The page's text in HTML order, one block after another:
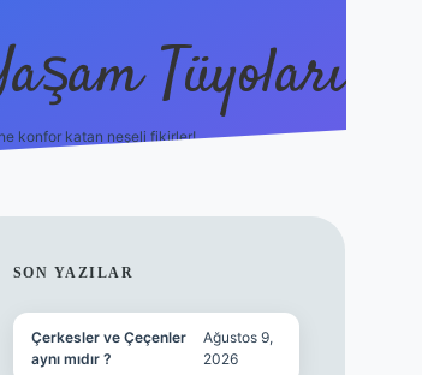
Tüyoları
konfor katan neşeli fikirler!
SIDEBAR
SON YAZILAR
Çerkesler ve Çeçenler
aynı mıdır ?
Ağustos 9,
2026
ilbet canlı maç